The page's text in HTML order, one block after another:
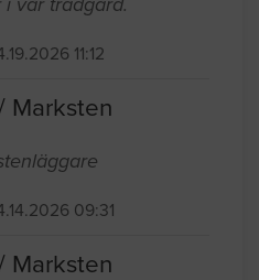
11:12
Marksten
09:31
Marksten